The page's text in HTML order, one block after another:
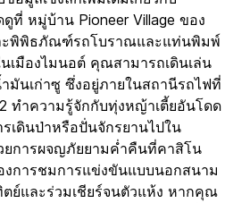
ที่ หมู่บ้าน Pioneer Village ของ
พิพิธภัณฑ์รถโบราณและแท่นพิมพ์
เมืองไมนอต์ คุณสามารถเดินเล่น
นเก่าซู ซึ่งอยู่ภายในสถานีรถไฟที่
ทำความรู้จักกับทุ่งหญ้าเตี้ยอันโดด
เดินป่าหรือปั่นจักรยานไปใน
การผจญภัยยามค่ำคืนที่คาสิโน
การชมการแข่งขันแบบนอกสนาม
ย์และร่วมเชียร์จนตัวแห้ง หากคุณ